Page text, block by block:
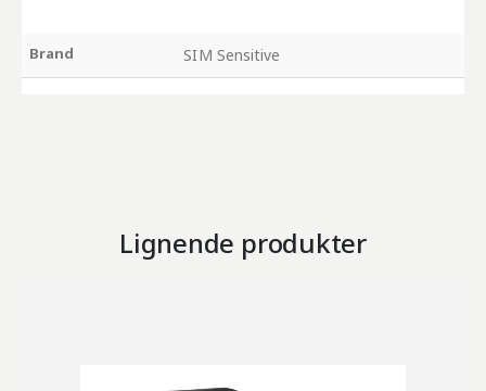
Brand SIM Sensitive
Lignende produkter